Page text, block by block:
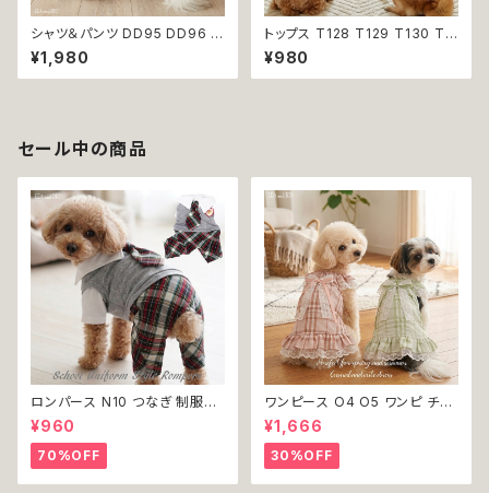
シャツ＆パンツ DD95 DD96 チ
ェック柄 星柄 半袖 つなぎ オー
ルインワン カバーオール 犬用
猫用 犬 猫 ペット 服 犬服 猫服
¥1,980
トップス T128 T129 T130 T1
31 T132 Ｔシャツ 1-7号 小型
犬用 スポーティー カジュアル
メッシュ ノースリーブ ブルー グ
¥980
セール中の商品
ロンパース N10 つなぎ 制服風
チェック柄 グレー 灰色 コスチュ
ーム コスプレ ドッグウェア dog
犬 猫 ペット 服 犬服 洋服 オシ
ャレ かわいい 小型犬 返品交換
不可
¥960
70%OFF
ワンピース O4 O5 ワンピ チェ
ック プリーツ レース 女の子 犬
犬服 小型 猫 服 洋服 ペット do
g ドッグウェア おしゃれ かわい
い 返品交換不可
¥1,666
30%OFF